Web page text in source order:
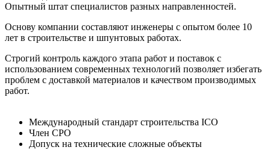
Опытный штат специалистов разных направленностей.
Основу компании составляют инженеры с опытом более 10
лет в строительстве и шпунтовых работах.
Строгий контроль каждого этапа работ и поставок с
использованием современных технологий позволяет избегать
проблем с доставкой материалов и качеством производимых
работ.
Международный стандарт строительства ICO
Член СРО
Допуск на технические сложные объекты